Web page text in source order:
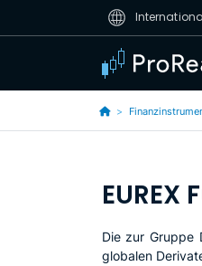
Die zur Gruppe
globalen